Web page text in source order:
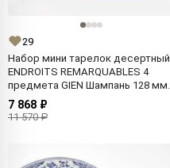
29
Набор мини тарелок десертный
ENDROITS REMARQUABLES 4
предмета GIEN Шампань 128 мм.
7 868 ₽
11 570 ₽